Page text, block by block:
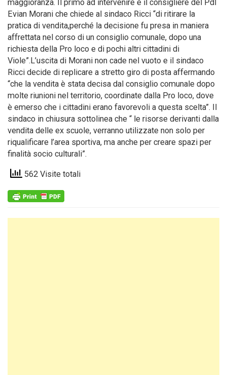
maggioranza. Il primo ad intervenire è il consigliere del Pdl
Evian Morani che chiede al sindaco Ricci “di ritirare la
pratica di vendita,perché la decisione fu presa in maniera
affrettata nel corso di un consiglio comunale, dopo una
richiesta della Pro loco e di pochi altri cittadini di
Viole”.L’uscita di Morani non cade nel vuoto e il sindaco
Ricci decide di replicare a stretto giro di posta affermando
“che la vendita è stata decisa dal consiglio comunale dopo
molte riunioni nel territorio, coordinate dalla Pro loco, dove
è emerso che i cittadini erano favorevoli a questa scelta”. Il
sindaco in chiusura sottolinea che “ le risorse derivanti dalla
vendita delle ex scuole, verranno utilizzate non solo per
riqualificare l’area sportiva, ma anche per creare spazi per
finalità socio culturali”.
562 Visite totali